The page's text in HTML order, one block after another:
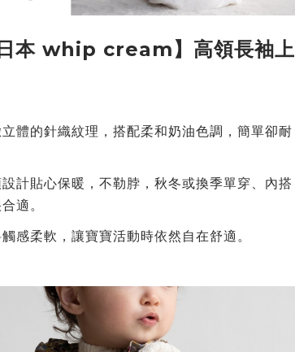
日本 whip cream】高領長袖上
體的針織紋理，搭配柔和奶油色調，簡單卻耐
計貼心保暖，不勒脖，秋冬或換季單穿、內搭
適。
感柔軟，讓寶寶活動時依然自在舒適。